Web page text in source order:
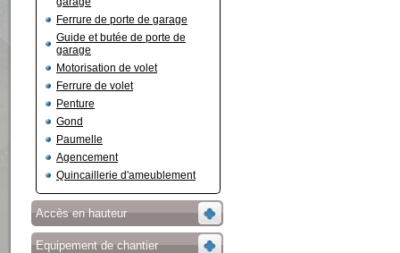
Ferrure de porte de garage
Guide et butée de porte de
garage
Motorisation de volet
Ferrure de volet
Penture
Gond
Paumelle
Agencement
Quincaillerie d'ameublement
Accès en hauteur
Equipement de chantier